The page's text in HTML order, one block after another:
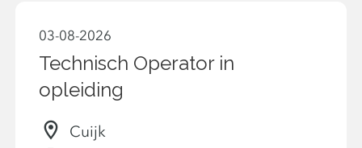
03-08-2026
Technisch Operator in
opleiding
Cuijk